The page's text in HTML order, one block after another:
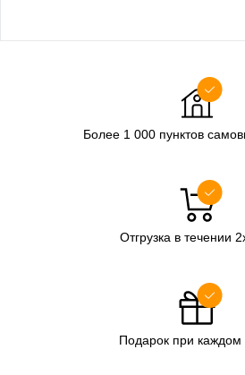
Более 1 000 пунктов
Отгрузка в течении
Подарок при каждом